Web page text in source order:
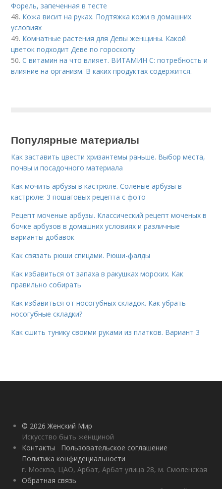
Форель, запеченная в тесте
48. Кожа висит на руках. Подтяжка кожи в домашних
условиях
49. Комнатные растения для Девы женщины. Какой
цветок подходит Деве по гороскопу
50.С витамин на что влияет. ВИТАМИН С: потребность и
влияние на организм. В каких продуктах содержится.
Популярные материалы
Как заставить цвести хризантемы раньше. Выбор места,
почвы и посадочного материала
Как мочить арбузы в кастрюле. Соленые арбузы в
кастрюле: 3 пошаговых рецепта с фото
Рецепт моченые арбузы. Классический рецепт моченых в
бочке арбузов в домашних условиях и различные
варианты добавок
Как связать рюши спицами. Рюши-фалды
Как избавиться от запаха в ракушках морских. Как
правильно собирать
Как избавиться от носогубных складок. Как убрать
носогубные складки?
Как сшить тунику своими руками из платков. Вариант 3
© 2026 Женский Мир
Искусство быть женщиной
Контакты
Пользовательское соглашение
Политика конфидециальности
г. Москва, ЦАО, Арбат, Арбат улица 28, м. Смоленская
Обратная связь